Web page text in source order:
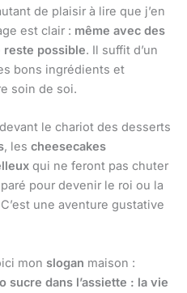
de plaisir à lire que j’en
est clair : même avec des
reste possible. Il suffit d’un
bons ingrédients et
soin de soi.
le chariot des desserts
, les cheesecakes
qui ne feront pas chuter
pour devenir le roi ou la
une aventure gustative
mon slogan maison :
sucre dans l’assiette : la vie